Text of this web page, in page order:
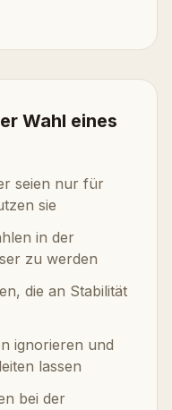
Wahl eines
seien nur für
sie
in der
zu werden
die an Stabilität
ignorieren und
lassen
bei der